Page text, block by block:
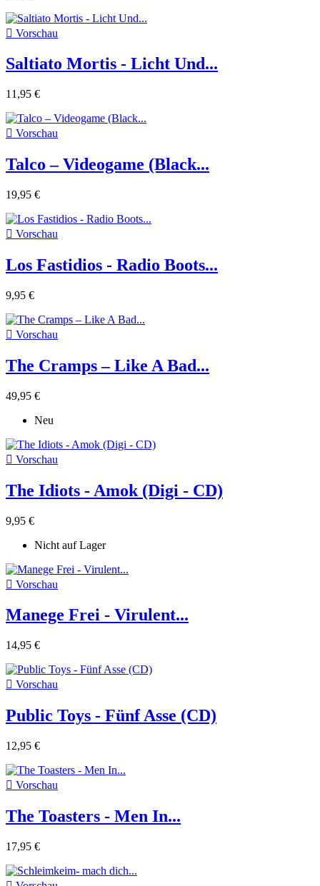
 Vorschau
Saltiato Mortis - Licht Und...
11,95 €
 Vorschau
Talco ‎– Videogame (Black...
19,95 €
 Vorschau
Los Fastidios - Radio Boots...
9,95 €
 Vorschau
The Cramps ‎– Like A Bad...
49,95 €
Neu
 Vorschau
The Idiots - Amok (Digi - CD)
9,95 €
Nicht auf Lager
 Vorschau
Manege Frei - Virulent...
14,95 €
 Vorschau
Public Toys - Fünf Asse (CD)
12,95 €
 Vorschau
The Toasters - Men In...
17,95 €